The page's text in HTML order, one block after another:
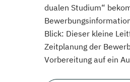
dualen Studium“
Blick: Dieser kleine
Zeitplanung der
Vorbereitung auf ein